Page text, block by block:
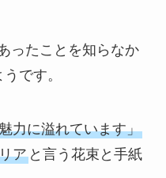
ったことを知らなか
です。
力に溢れています」
アと言う花束と手紙